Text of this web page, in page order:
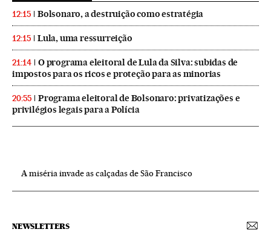
12:15 Bolsonaro, a destruição como estratégia
12:15 Lula, uma ressurreição
21:14
O programa eleitoral de Lula da Silva: subidas de
impostos para os ricos e proteção para as minorias
20:55
Programa eleitoral de Bolsonaro: privatizações e
privilégios legais para a Polícia
A miséria invade as calçadas de São Francisco
NEWSLETTERS